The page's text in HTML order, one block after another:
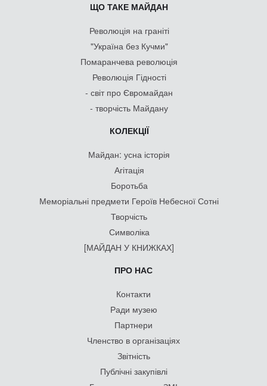
ЩО ТАКЕ МАЙДАН
Революція на граніті
"Україна без Кучми"
Помаранчева революція
Революція Гідності
- світ про Євромайдан
- творчість Майдану
КОЛЕКЦІЇ
Майдан: усна історія
Агітація
Боротьба
Меморіальні предмети Героїв Небесної Сотні
Творчість
Символіка
[МАЙДАН У КНИЖКАХ]
ПРО НАС
Контакти
Ради музею
Партнери
Членство в організаціях
Звітність
Публічні закупівлі